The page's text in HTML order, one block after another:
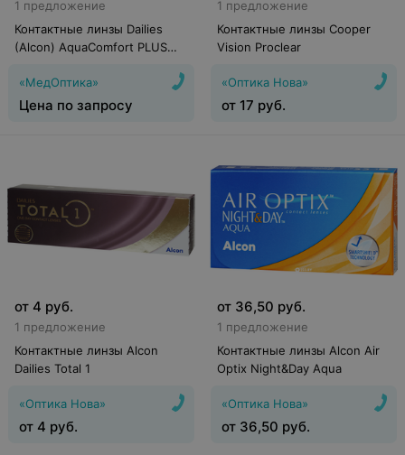
1 предложение
Контактные линзы Dailies
(Alcon) AquaComfort PLUS
«МедОптика»
Цена по запросу
1 предложение
Контактные линзы Cooper
Vision Proclear
«Оптика Нова»
от 17 руб.
от 4 руб.
1 предложение
Контактные линзы Alcon
Dailies Total 1
«Оптика Нова»
от 4 руб.
от 36,50 руб.
1 предложение
Контактные линзы Alcon Air
Optix Night&Day Aqua
«Оптика Нова»
от 36,50 руб.